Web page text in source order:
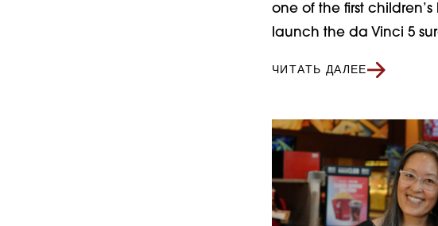
one of the first
launch the da Vinci 5
ЧИТАТЬ ДАЛЕЕ